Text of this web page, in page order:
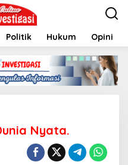
Politik Hukum Opini
Nyata.